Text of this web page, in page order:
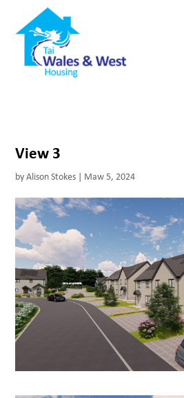
View 3
byAlison Stokes | Maw 5, 2024